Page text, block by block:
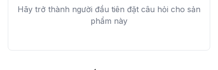
Hãy trở thành người đầu tiên đặt câu hỏi cho sản
phẩm này